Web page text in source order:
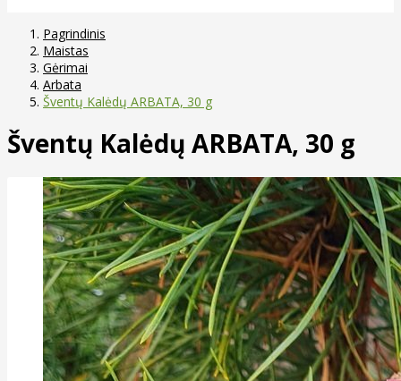
Pagrindinis
Maistas
Gėrimai
Arbata
Šventų Kalėdų ARBATA, 30 g
Šventų Kalėdų ARBATA, 30 g